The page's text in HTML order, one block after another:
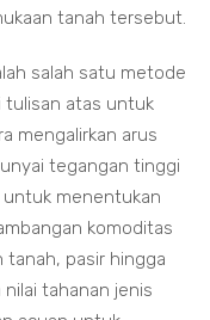
tanah tersebut.
salah satu metode
tulisan atas untuk
mengalirkan arus
tegangan tinggi
untuk menentukan
komoditas
tanah, pasir hingga
tahanan jenis